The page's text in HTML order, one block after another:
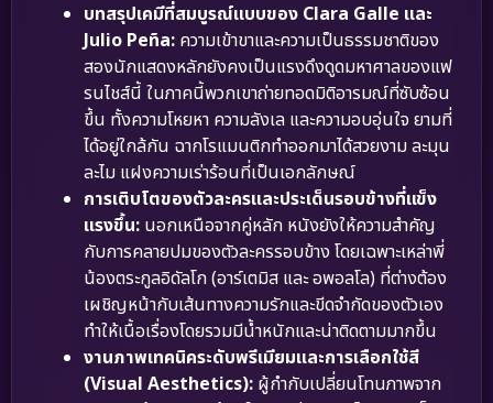
บทสรุปเคมีที่สมบูรณ์แบบของ Clara Galle และ
Julio Peña: ความเข้าขาและความเป็นธรรมชาติของ
สองนักแสดงหลักยังคงเป็นแรงดึงดูดมหาศาลของแฟ
รนไชส์นี้ ในภาคนี้พวกเขาถ่ายทอดมิติอารมณ์ที่ซับซ้อน
ขึ้น ทั้งความโหยหา ความลังเล และความอบอุ่นใจ ยามที่
ได้อยู่ใกล้กัน ฉากโรแมนติกทำออกมาได้สวยงาม ละมุน
ละไม แฝงความเร่าร้อนที่เป็นเอกลักษณ์
การเติบโตของตัวละครและประเด็นรอบข้างที่แข็ง
แรงขึ้น: นอกเหนือจากคู่หลัก หนังยังให้ความสำคัญ
กับการคลายปมของตัวละครรอบข้าง โดยเฉพาะเหล่าพี่
น้องตระกูลอิดัลโก (อาร์เตมิส และ อพอลโล) ที่ต่างต้อง
เผชิญหน้ากับเส้นทางความรักและขีดจำกัดของตัวเอง
ทำให้เนื้อเรื่องโดยรวมมีน้ำหนักและน่าติดตามมากขึ้น
งานภาพเทคนิคระดับพรีเมียมและการเลือกใช้สี
(Visual Aesthetics): ผู้กำกับเปลี่ยนโทนภาพจาก